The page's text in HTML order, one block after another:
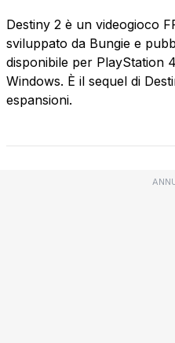
Destiny 2 è un videogioco
sviluppato da Bungie e
disponibile per PlayStation
Windows. È il sequel di
espansioni.